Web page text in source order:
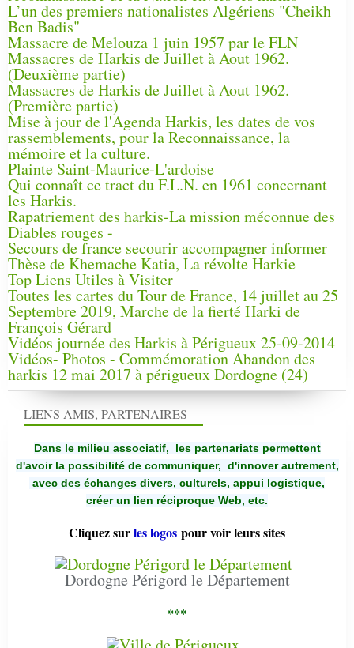
L’un des premiers nationalistes Algériens "Cheikh
Ben Badis"
Massacre de Melouza 1 juin 1957 par le FLN
Massacres de Harkis de Juillet à Aout 1962.
(Deuxième partie)
Massacres de Harkis de Juillet à Aout 1962.
(Première partie)
Mise à jour de l'Agenda Harkis, les dates de vos
rassemblements, pour la Reconnaissance, la
mémoire et la culture.
Plainte Saint-Maurice-L'ardoise
Qui connaît ce tract du F.L.N. en 1961 concernant
les Harkis.
Rapatriement des harkis-La mission méconnue des
Diables rouges -
Secours de france secourir accompagner informer
Thèse de Khemache Katia, La révolte Harkie
Top Liens Utiles à Visiter
Toutes les cartes du Tour de France, 14 juillet au 25
Septembre 2019, Marche de la fierté Harki de
François Gérard
Vidéos journée des Harkis à Périgueux 25-09-2014
Vidéos- Photos - Commémoration Abandon des
harkis 12 mai 2017 à périgueux Dordogne (24)
LIENS AMIS, PARTENAIRES
Dans le milieu associatif, les partenariats permettent
d'avoir la possibilité de communiquer, d'innover autrement,
avec des échanges divers, culturels, appui logistique,
créer un lien réciproque Web, etc.
Cliquez surles logos pour voir leurs sites
Dordogne Périgord le Département
***